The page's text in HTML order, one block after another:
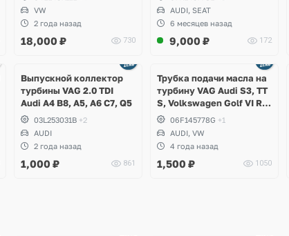
VW
2 года назад
18,000 ₽ 730
Evo, DAZA, DNWA, DNWB
AUDI, SEAT
6 месяцев назад
9,000 ₽ 172
Выпускной коллектор
турбины VAG 2.0 TDI
Audi A4 B8, A5, A6 C7, Q5
03L253031B +2
AUDI
2 года назад
1,000 ₽ 861
Трубка подачи масла на
турбину VAG Audi S3, TT
S, Volkswagen Golf VI R
2.0 TFSI EA113 CDLA
CDLC
06F145778G +1
AUDI, VW
4 года назад
1,500 ₽ 1050